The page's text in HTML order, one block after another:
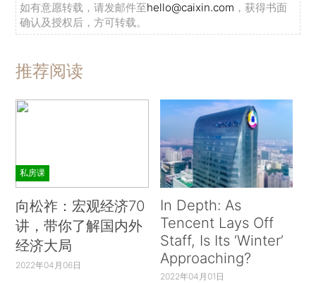
如有意愿转载，请发邮件至hello@caixin.com ，获得书面
确认及授权后，方可转载。
推荐阅读
私房课
向松祚：宏观经济70
讲，带你了解国内外
经济大局
2022年04月06日
In Depth: As
Tencent Lays Off
Staff, Is Its ‘Winter’
Approaching?
2022年04月01日